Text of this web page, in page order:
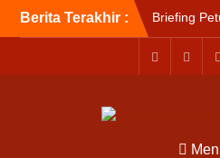
Berita Terakhir :
Briefing
Kamis
2026
Sosialisasi
Tanah